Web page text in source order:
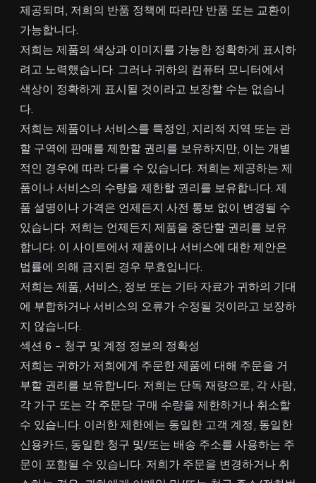
제공되며, 저희의 반품 정책에 따라만 반품 또는 교환이
가능합니다.
저희는 제품의 색상과 이미지를 가능한 정확하게 표시하
려고 노력했습니다. 그러나 귀하의 컴퓨터 모니터에서
색상이 정확하게 표시될 것이라고 보장할 수는 없습니
다.
저희는 제품이나 서비스를 특정인, 지리적 지역 또는 관
할 구역에 판매를 제한할 권리를 보유하지만, 이는 개별
적인 경우에 따라 다를 수 있습니다. 저희는 제공하는 제
품이나 서비스의 수량을 제한할 권리를 보유합니다. 제
품 설명이나 가격은 언제든지 사전 통보 없이 변경될 수
있습니다. 저희는 언제든지 제품을 중단할 권리를 보유
합니다. 이 사이트에서 제품이나 서비스에 대한 제안은
법률에 의해 금지된 경우 무효입니다.
저희는 제품, 서비스, 정보 또는 기타 자료가 귀하의 기대
에 부합하거나 서비스의 오류가 수정될 것이라고 보장하
지 않습니다.
섹션 6 - 청구 및 계정 정보의 정확성
저희는 귀하가 저희에게 주문한 제품에 대해 주문을 거
부할 권리를 보유합니다. 저희는 단독 재량으로, 각 사람,
각 가구 또는 각 주문당 구매 수량을 제한하거나 취소할
수 있습니다. 이러한 제한에는 동일한 고객 계정, 동일한
신용카드, 동일한 청구 및/또는 배송 주소를 사용하는 주
문이 포함될 수 있습니다. 저희가 주문을 변경하거나 취